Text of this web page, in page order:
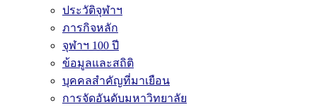
ประวัติจุฬาฯ
ภารกิจหลัก
จุฬาฯ 100 ปี
ข้อมูลและสถิติ
บุคคลสำคัญที่มาเยือน
การจัดอันดับมหาวิทยาลัย